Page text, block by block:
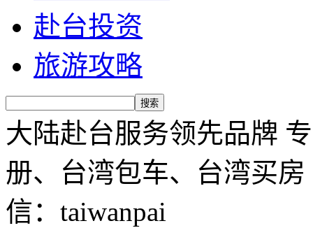
赴台投资
旅游攻略
大陆赴台服务领先品牌
册、台湾包车、台湾买房
信：taiwanpai